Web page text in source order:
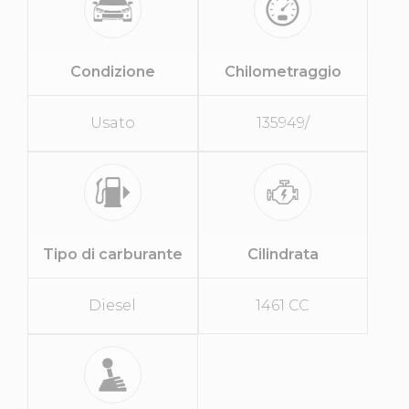
Condizione
Usato
Chilometraggio
135949/
Tipo di carburante
Diesel
Cilindrata
1461 CC